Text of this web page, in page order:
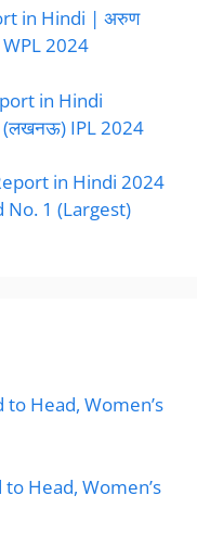
in Hindi | अरुण
WPL 2024
in Hindi
(लखनऊ) IPL 2024
in Hindi 2024
No. 1 (Largest)
to Head, Women’s
Head, Women’s